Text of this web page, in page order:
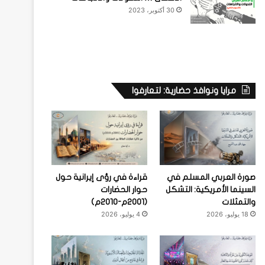
30 أكتوبر، 2023
مرايا ونوافذ حضارية: لتعارفوا
صورة العربي المسلم في
السينما الأمريكية: التشكل
والتمثلات
18 يوليو، 2026
قراءة في رؤى إيرانية حول
حوار الحضارات
(2001م-2010م)
4 يوليو، 2026